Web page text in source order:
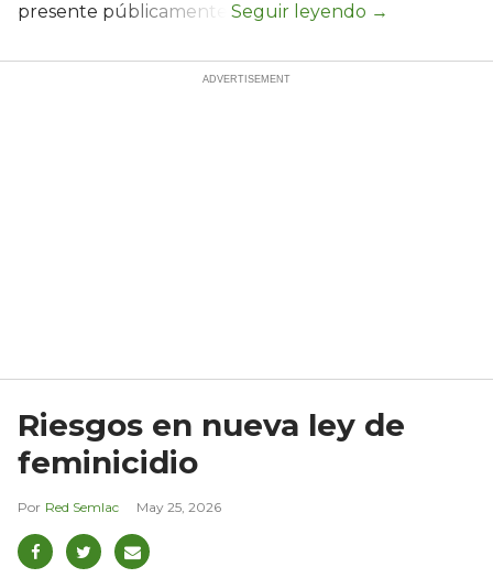
presente públicamente.
Riesgos en nueva ley de
feminicidio
Red Semlac May 25, 2026